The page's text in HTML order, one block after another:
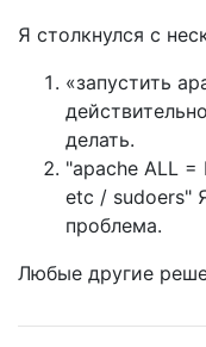
Я столкнулся с
«запустить
делать.
"apache ALL =
etc / sudoers"
проблема.
Любые другие